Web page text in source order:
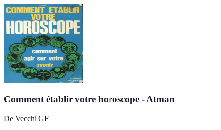
Comment établir votre horoscope - Atman
De Vecchi GF